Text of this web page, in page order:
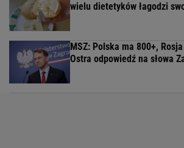
wielu dietetyków łagodzi
MSZ: Polska ma 800+,
Ostra odpowiedź na słowa